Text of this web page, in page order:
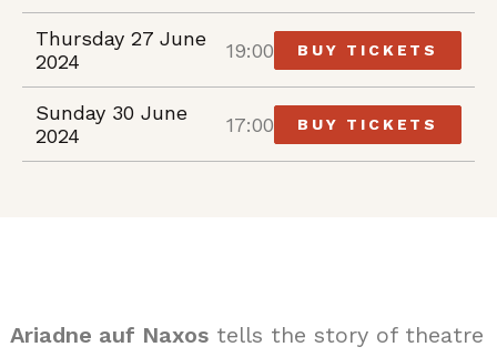
Thursday 27 June
2024
19:00 BUY TICKETS
Sunday 30 June
2024
17:00 BUY TICKETS
Ariadne auf Naxos tells the story of theatre